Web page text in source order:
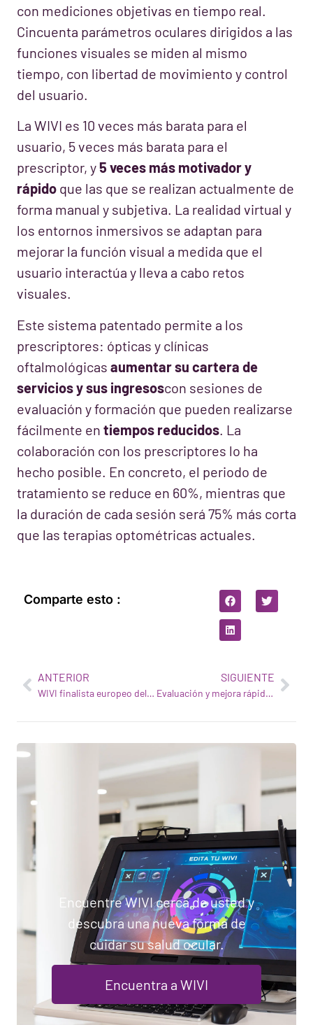
con mediciones objetivas en tiempo real.
Cincuenta parámetros oculares dirigidos a las
funciones visuales se miden al mismo
tiempo, con libertad de movimiento y control
del usuario.
La WIVI es 10 veces más barata para el
usuario, 5 veces más barata para el
prescriptor, y5 veces más motivador y
rápido que las que se realizan actualmente de
forma manual y subjetiva. La realidad virtual y
los entornos inmersivos se adaptan para
mejorar la función visual a medida que el
usuario interactúa y lleva a cabo retos
visuales.
Este sistema patentado permite a los
prescriptores: ópticas y clínicas
oftalmológicas aumentar su cartera de
servicios y sus ingresoscon sesiones de
evaluación y formación que pueden realizarse
fácilmente en tiempos reducidos . La
colaboración con los prescriptores lo ha
hecho posible. En concreto, el periodo de
tratamiento se reduce en 60%, mientras que
la duración de cada sesión será 75% más corta
que las terapias optométricas actuales.
Comparte esto :
ANTERIOR
WIVI finalista europeo del Watson Build Challenge de IBM
SIGUIENTE
Evaluación y mejora rápidas y precisas
Encuentre WIVI cerca de usted y
descubra una nueva forma de
cuidar su salud ocular.
Encuentra a WIVI